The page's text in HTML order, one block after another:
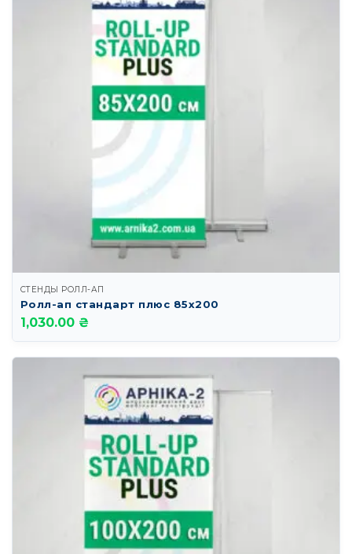
СТЕНДЫ РОЛЛ-АП
Ролл-ап стандарт плюс 85х200
1,030.00 ₴